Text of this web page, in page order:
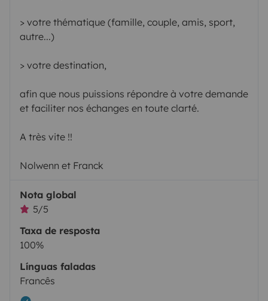
> votre thématique (famille, couple, amis, sport,
autre...)
> votre destination,
afin que nous puissions répondre à votre demande
et faciliter nos échanges en toute clarté.
A très vite !!
Nolwenn et Franck
Nota global
5/5
Taxa de resposta
100%
Línguas faladas
Francês